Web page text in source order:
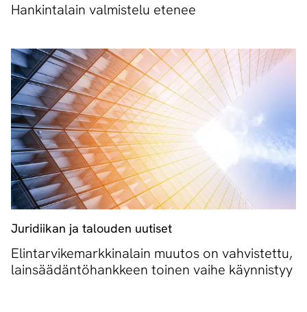
Hankintalain valmistelu etenee
Juridiikan ja talouden uutiset
Elintarvikemarkkinalain muutos on vahvistettu,
lainsäädäntöhankkeen toinen vaihe käynnistyy